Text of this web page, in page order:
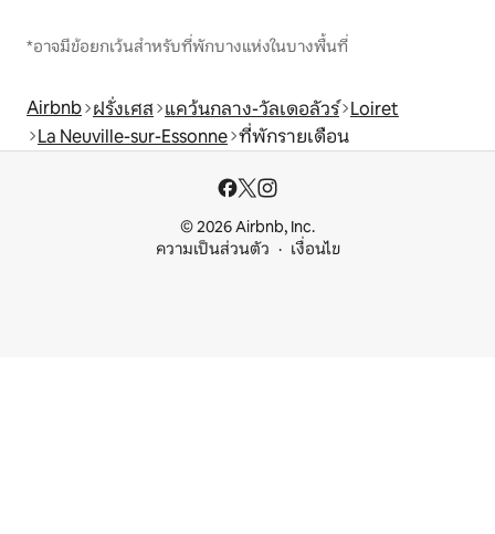
*อาจมีข้อยกเว้นสำหรับที่พักบางแห่งในบางพื้นที่
Airbnb ฝรั่งเศส แคว้นกลาง-วัลเดอลัวร์ Loiret
La Neuville-sur-Essonne ที่พักรายเดือน
© 2026 Airbnb, Inc.
ความเป็นส่วนตัว
เงื่อนไข